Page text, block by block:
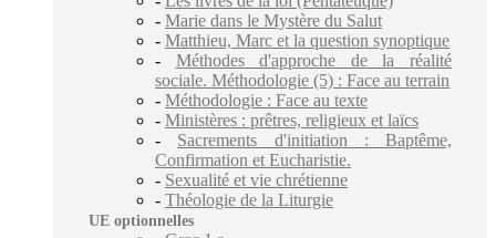
- Marie dans le Mystère du Salut
- Matthieu, Marc et la question synoptique
- Méthodes d'approche de la réalité
sociale. Méthodologie (5) : Face au terrain
- Méthodologie : Face au texte
- Ministères : prêtres, religieux et laïcs
- Sacrements d'initiation : Baptême,
Confirmation et Eucharistie.
- Sexualité et vie chrétienne
- Théologie de la Liturgie
UE optionnelles